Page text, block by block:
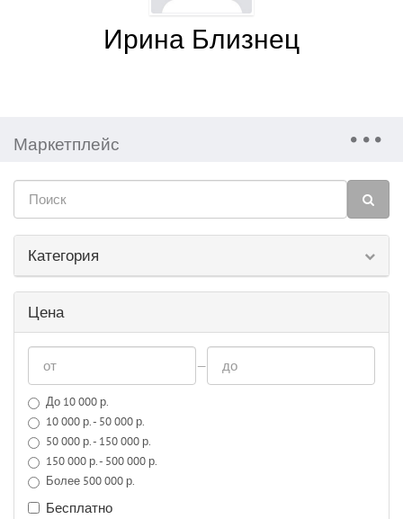
Ирина Близнец
Маркетплейс
Категория
Цена
—
До 10 000 р.
10 000 р. - 50 000 р.
50 000 р. - 150 000 р.
150 000 р. - 500 000 р.
Более 500 000 р.
Бесплатно